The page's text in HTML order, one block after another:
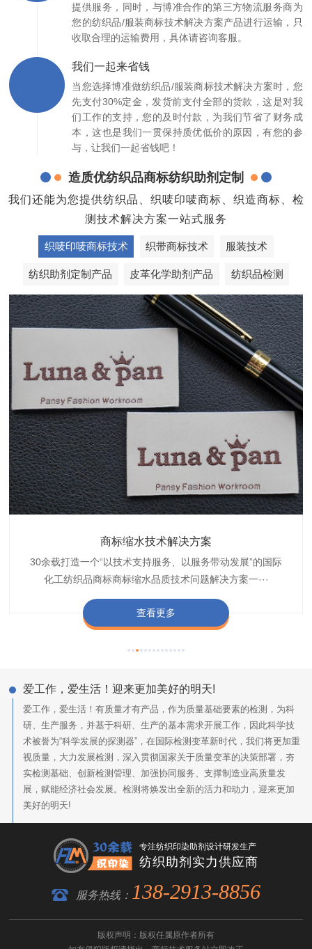
提供服务，同时，与博准合作的第三方物流服务商为
您的纺织品/服装商标技术解决方案产品进行运输，只
收取合理的运输费用，具体请咨询客服。
我们一起来省钱
当您选择博准做纺织品/服装商标技术解决方案时，您
先支付30%定金，发货前支付全部的货款，这是对我
们工作的支持，您的及时付款，为我们节省了财务成
本，这也是我们一贯保持质优低价的原因，有您的参
与，让我们一起省钱吧！
造质优纺织品商标纺织助剂定制
我们还能为您提供纺织品、织唛印唛商标、织造商标、检
测技术解决方案一站式服务
织唛印唛商标技术 织带商标技术 服装技术
纺织助剂定制产品 皮革化学助剂产品 纺织品检测
商标缩水技术解决方案
30余载打造一个“以技术支持服务、以服务带动发展”的国际
化工纺织品商标商标缩水品质技术问题解决方案一···
查看更多
织带商标防水技术解决方案
博准公司专注于织带商标防水技术解决方案30余载,励志于
纺织品商标企业打造含油量超标品质技术问题解决方···
查看更多
服装颜色不匀技术解决方案
博准是一家专注30余载设计研发织唛印唛商标、织带服装颜
色不匀品质技术问题解决方案一站式服务提供商,技···
查看更多
纺织品阻燃母粒
博准致力于成为纺织品商标阻燃母粒剂,TF-W760,TF-W760
阻燃母粒剂加工定制服务实力提供商,···
查看更多
爱工作，爱生活！迎来更加美好的明天!
爱工作，爱生活！有质量才有产品，作为质量基础要素的检测，为科
研、生产服务，并基于科研、生产的基本需求开展工作，因此科学技
术被誉为“科学发展的探测器”，在国际检测变革新时代，我们将更加重
视质量，大力发展检测，深入贯彻国家关于质量变革的决策部署，夯
实检测基础、创新检测管理、加强协同服务、支撑制造业高质量发
展，赋能经济社会发展。检测将焕发出全新的活力和动力，迎来更加
美好的明天!
专注纺织印染助剂设计研发生产
纺织助剂实力供应商
服务热线： 138-2913-8856
版权声明：版权任属原作者所有